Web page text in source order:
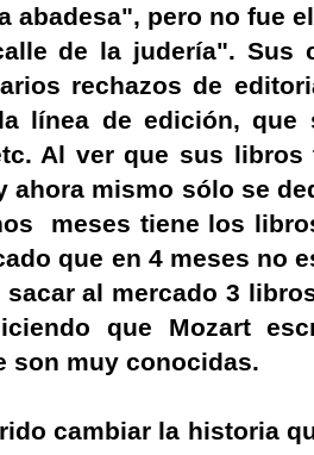
abadesa", pero no fue
de la judería". Sus
rechazos de
línea de edición,
Al ver que sus libros
ahora mismo sólo se
meses tiene los
que en 4 meses no
sacar al mercado 3
que Mozart
son muy conocidas.
cambiar la historia